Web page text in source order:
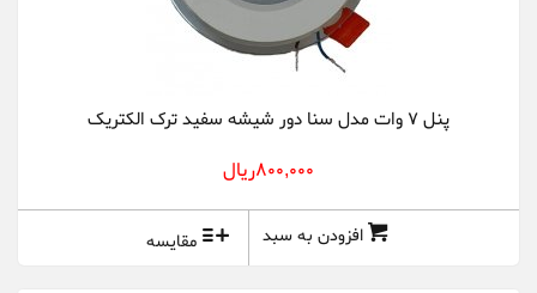
پنل 7 وات مدل سنا دور شیشه سفید ترک الکتریک
800,000ريال
افزودن به سبد مقایسه